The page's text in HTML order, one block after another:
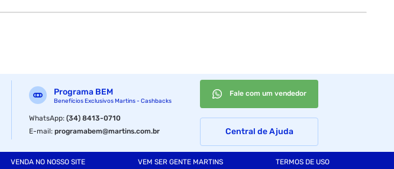
Programa BEM
Benefícios Exclusivos Martins - Cashbacks
WhatsApp:(34) 8413-0710
E-mail:programabem@martins.com.br
Fale com um vendedor
Central de Ajuda
VENDA NO NOSSO SITE VEM SER GENTE MARTINS TERMOS DE USO